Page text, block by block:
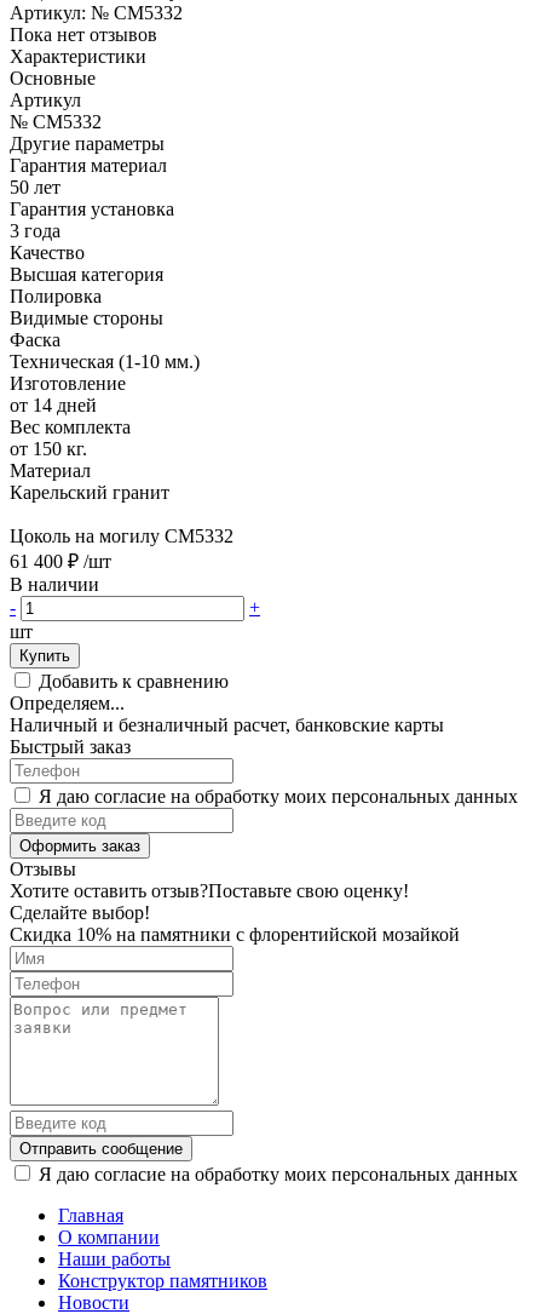
Артикул: № CM5332
Пока нет отзывов
Характеристики
Основные
Артикул
№ CM5332
Другие параметры
Гарантия материал
50 лет
Гарантия установка
3 года
Качество
Высшая категория
Полировка
Видимые стороны
Фаска
Техническая (1-10 мм.)
Изготовление
от 14 дней
Вес комплекта
от 150 кг.
Материал
Карельский гранит
Цоколь на могилу CM5332
61 400 ₽ /шт
В наличии
-
+
шт
Купить
Добавить к сравнению
Определяем...
Наличный и безналичный расчет, банковские карты
Быстрый заказ
Я даю согласие на обработку моих персональных данных
Оформить заказ
Отзывы
Хотите оставить отзыв?Поставьте свою оценку!
Сделайте выбор!
Скидка 10% на памятники с флорентийской мозайкой
Отправить сообщение
Я даю согласие на обработку моих персональных данных
Главная
О компании
Наши работы
Конструктор памятников
Новости